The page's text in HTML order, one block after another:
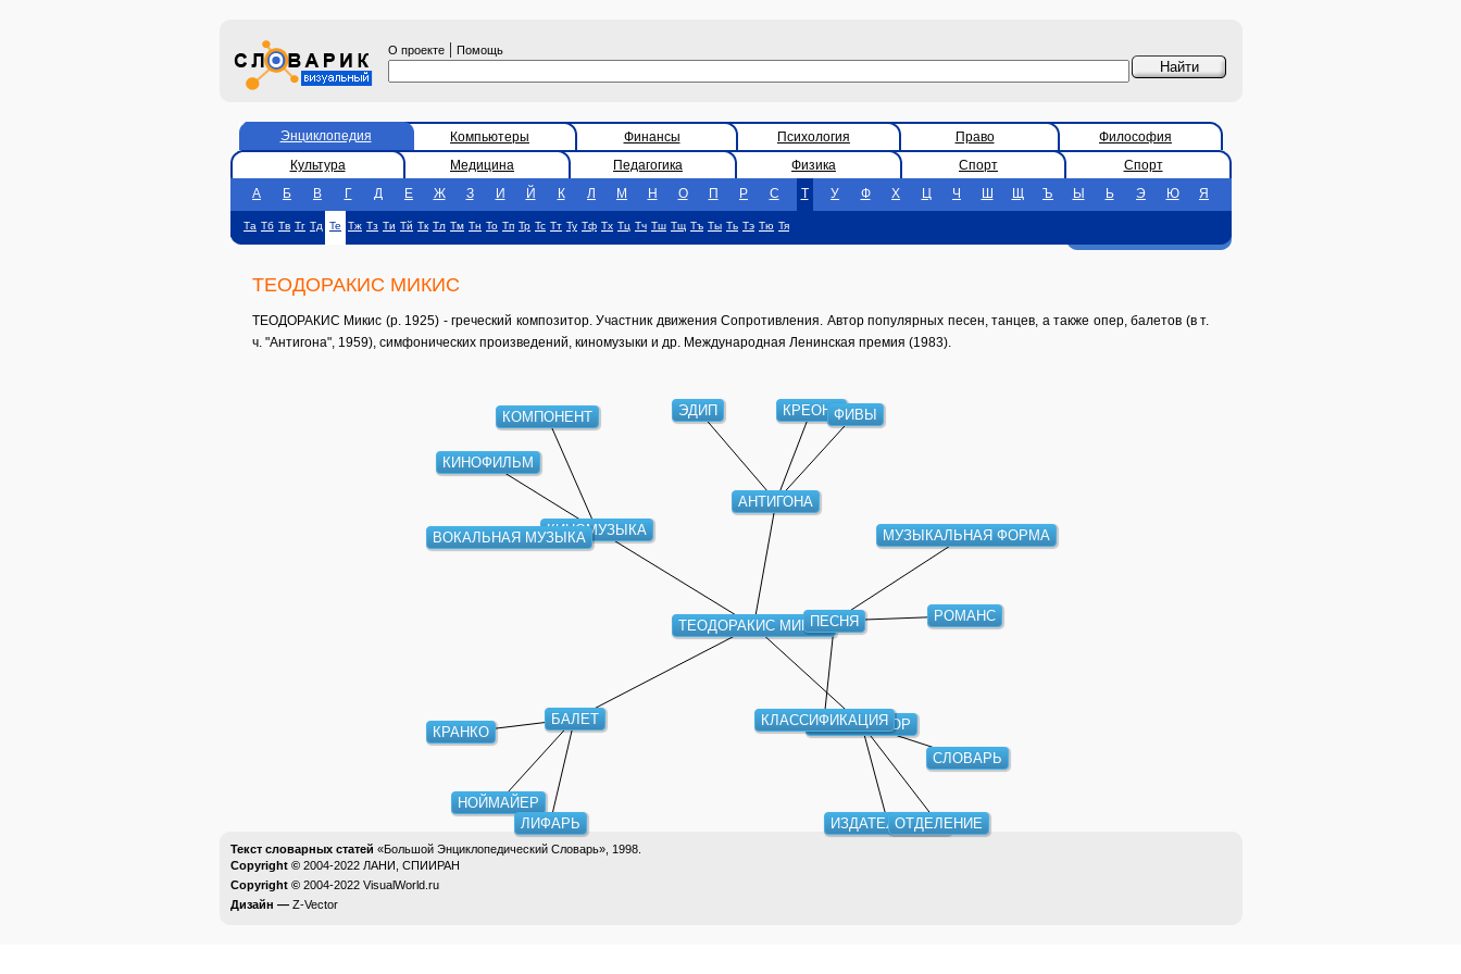
О проекте | Помощь
Энциклопедия Компьютеры Финансы Психология Право
Философия
Культура
Медицина Педагогика Физика Спорт
Спорт
А
Б В Г Д Е Ж З И Й К Л М Н О П Р С Т У Ф Х Ц Ч Ш Щ Ъ Ы Ь Э Ю Я
Та Тб Тв Тг Тд Те Тж Тз Ти Тй Тк Тл Тм Тн То Тп Тр Тс Тт Ту Тф Тх Тц Тч Тш Тщ Тъ Ты Ть Тэ Тю Тя
ТЕОДОРАКИС МИКИС
ТЕОДОРАКИС Микис (р. 1925) - греческий композитор. Участник движения Сопротивления. Автор популярных песен, танцев, а также опер, балетов (в т.
ч. "Антигона", 1959), симфонических произведений, киномузыки и др. Международная Ленинская премия (1983).
ТЕОДОРАКИС МИКИС
КИНОМУЗЫКА
АНТИГОНА
ПЕСНЯ
БАЛЕТ КОМПОЗИТОР
ВОКАЛЬНАЯ МУЗЫКА
КИНОФИЛЬМ
КОМПОНЕНТ КРЕОНТ
ЭДИП ФИВЫ
МУЗЫКАЛЬНАЯ ФОРМА
РОМАНС
КЛАССИФИКАЦИЯ
НОЙМАЙЕР
КРАНКО
ЛИФАРЬ ИЗДАТЕЛЬСТВО
СЛОВАРЬ
ОТДЕЛЕНИЕ
Текст словарных статей «Большой Энциклопедический Словарь», 1998.
Copyright © 2004-2022 ЛАНИ, СПИИРАН
Copyright © 2004-2022 VisualWorld.ru
Дизайн — Z-Vector